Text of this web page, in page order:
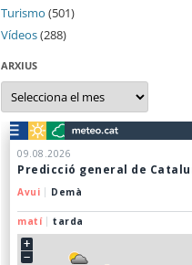
Turismo (501)
Vídeos(288)
ARXIUS
Arxius